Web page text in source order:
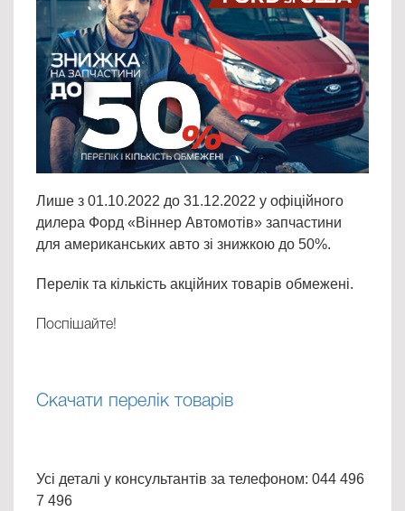
Лише з 01.10.2022 до 31.12.2022 у офіційного
дилера Форд «Віннер Автомотів» запчастини
для американських авто зі знижкою до 50%.
Перелік та кількість акційних товарів обмежені.
Поспішайте!
Скачати перелік товарів
Усі деталі у консультантів за телефоном: 044 496
7 496